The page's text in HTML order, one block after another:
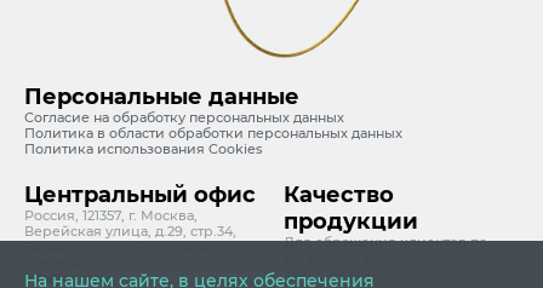
Персональные данные
Согласие на обработку персональных данных
Политика в области обработки персональных данных
Политика использования Cookies
Центральный офис
Россия, 121357, г. Москва,
Верейская улица, д.29, стр.34,
info@cemros.ru
Качество
продукции
Для обращения клиентов по
качества продукции
На нашем сайте, в целях обеспечения